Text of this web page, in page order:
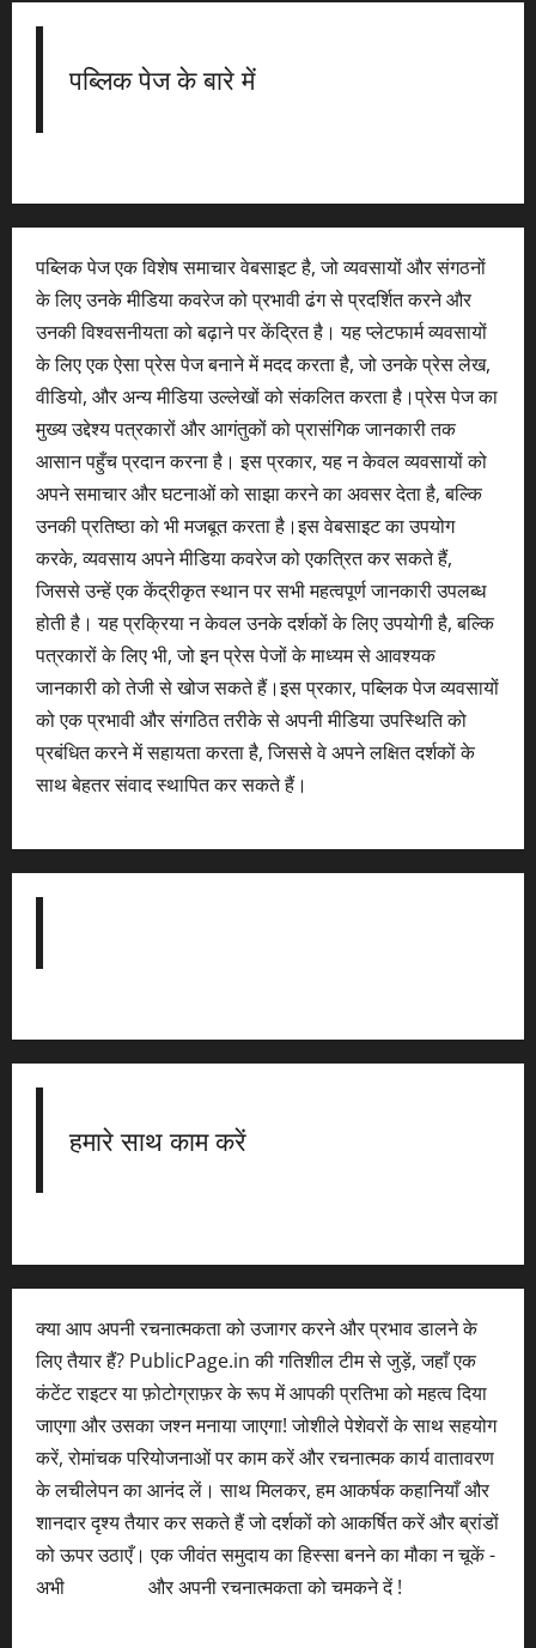
पब्लिक पेज के बारे में
पब्लिक पेज एक विशेष समाचार वेबसाइट है, जो व्यवसायों और संगठनों
के लिए उनके मीडिया कवरेज को प्रभावी ढंग से प्रदर्शित करने और
उनकी विश्वसनीयता को बढ़ाने पर केंद्रित है। यह प्लेटफार्म व्यवसायों
के लिए एक ऐसा प्रेस पेज बनाने में मदद करता है, जो उनके प्रेस लेख,
वीडियो, और अन्य मीडिया उल्लेखों को संकलित करता है।प्रेस पेज का
मुख्य उद्देश्य पत्रकारों और आगंतुकों को प्रासंगिक जानकारी तक
आसान पहुँच प्रदान करना है। इस प्रकार, यह न केवल व्यवसायों को
अपने समाचार और घटनाओं को साझा करने का अवसर देता है, बल्कि
उनकी प्रतिष्ठा को भी मजबूत करता है।इस वेबसाइट का उपयोग
करके, व्यवसाय अपने मीडिया कवरेज को एकत्रित कर सकते हैं,
जिससे उन्हें एक केंद्रीकृत स्थान पर सभी महत्वपूर्ण जानकारी उपलब्ध
होती है। यह प्रक्रिया न केवल उनके दर्शकों के लिए उपयोगी है, बल्कि
पत्रकारों के लिए भी, जो इन प्रेस पेजों के माध्यम से आवश्यक
जानकारी को तेजी से खोज सकते हैं।इस प्रकार, पब्लिक पेज व्यवसायों
को एक प्रभावी और संगठित तरीके से अपनी मीडिया उपस्थिति को
प्रबंधित करने में सहायता करता है, जिससे वे अपने लक्षित दर्शकों के
साथ बेहतर संवाद स्थापित कर सकते हैं।
हमारे साथ काम करें
क्या आप अपनी रचनात्मकता को उजागर करने और प्रभाव डालने के
लिए तैयार हैं? PublicPage.in की गतिशील टीम से जुड़ें, जहाँ एक
कंटेंट राइटर या फ़ोटोग्राफ़र के रूप में आपकी प्रतिभा को महत्व दिया
जाएगा और उसका जश्न मनाया जाएगा! जोशीले पेशेवरों के साथ सहयोग
करें, रोमांचक परियोजनाओं पर काम करें और रचनात्मक कार्य वातावरण
के लचीलेपन का आनंद लें। साथ मिलकर, हम आकर्षक कहानियाँ और
शानदार दृश्य तैयार कर सकते हैं जो दर्शकों को आकर्षित करें और ब्रांडों
को ऊपर उठाएँ। एक जीवंत समुदाय का हिस्सा बनने का मौका न चूकें -
अभी
और अपनी रचनात्मकता को चमकने दें !